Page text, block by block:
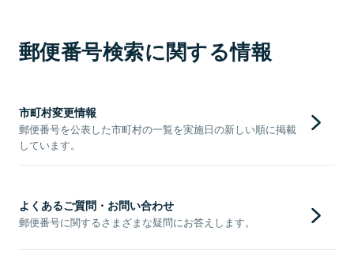
郵便番号検索に関する情報
市町村変更情報
郵便番号を公表した市町村の一覧を実施日の新しい順に掲載
しています。
よくあるご質問・お問い合わせ
郵便番号に関するさまざまな疑問にお答えします。